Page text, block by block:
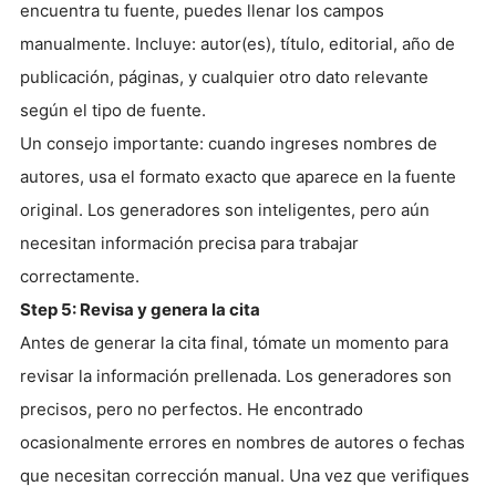
encuentra tu fuente, puedes llenar los campos
manualmente. Incluye: autor(es), título, editorial, año de
publicación, páginas, y cualquier otro dato relevante
según el tipo de fuente.
Un consejo importante: cuando ingreses nombres de
autores, usa el formato exacto que aparece en la fuente
original. Los generadores son inteligentes, pero aún
necesitan información precisa para trabajar
correctamente.
Step 5: Revisa y genera la cita
Antes de generar la cita final, tómate un momento para
revisar la información prellenada. Los generadores son
precisos, pero no perfectos. He encontrado
ocasionalmente errores en nombres de autores o fechas
que necesitan corrección manual. Una vez que verifiques